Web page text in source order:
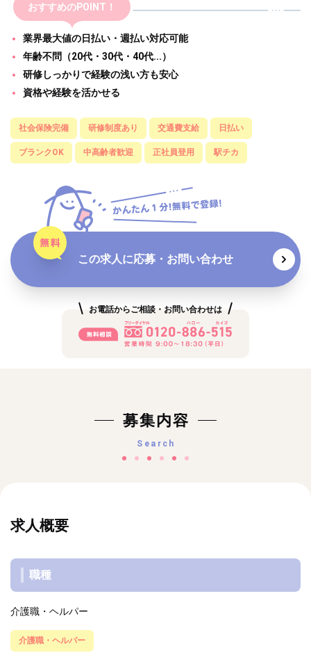
おすすめのPOINT！
業界最大値の日払い・週払い対応可能
年齢不問（20代・30代・40代...）
研修しっかりで経験の浅い方も安心
資格や経験を活かせる
社会保険完備 研修制度あり 交通費支給 日払い
ブランクOK 中高齢者歓迎 正社員登用 駅チカ
この求人に応募・お問い合わせ
お電話からご相談・お問い合わせは
募集内容
Search
求人概要
職種
介護職・ヘルパー
介護職・ヘルパー